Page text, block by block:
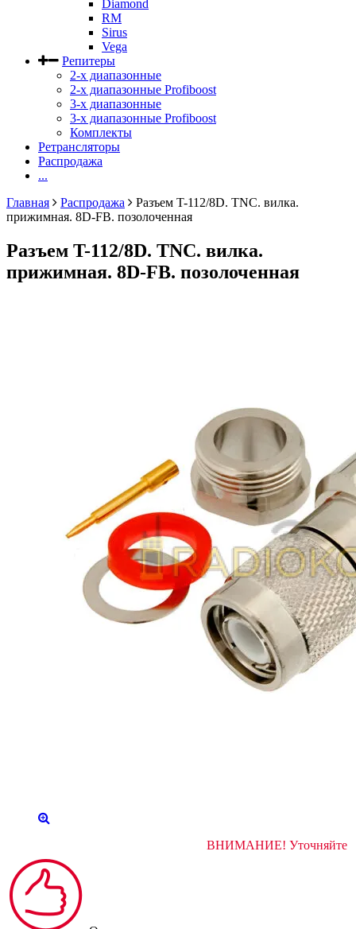
Diamond
RM
Sirus
Vega
Репитеры
2-х диапазонные
2-х диапазонные Profiboost
3-х диапазонные
3-х диапазонные Profiboost
Комплекты
Ретрансляторы
Распродажа
...
Главная
Распродажа
Разъем T-112/8D. TNC. вилка.
прижимная. 8D-FB. позолоченная
Разъем T-112/8D. TNC. вилка.
прижимная. 8D-FB. позолоченная
ВНИМАНИЕ!